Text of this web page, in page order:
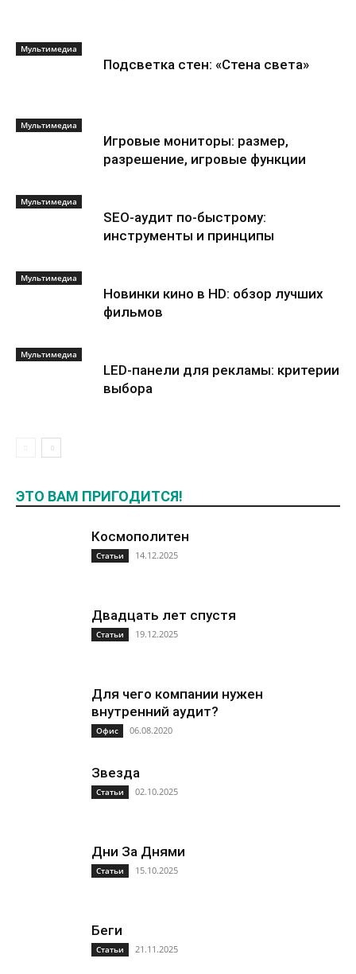
Мультимедиа
Подсветка стен: «Стена света»
Мультимедиа
Игровые мониторы: размер,
разрешение, игровые функции
Мультимедиа
SEO-аудит по-быстрому:
инструменты и принципы
Мультимедиа
Новинки кино в HD: обзор лучших
фильмов
Мультимедиа
LED-панели для рекламы: критерии
выбора
ЭТО ВАМ ПРИГОДИТСЯ!
Космополитен
Статьи 14.12.2025
Двадцать лет спустя
Статьи 19.12.2025
Для чего компании нужен
внутренний аудит?
Офис 06.08.2020
Звезда
Статьи 02.10.2025
Дни За Днями
Статьи 15.10.2025
Беги
Статьи 21.11.2025